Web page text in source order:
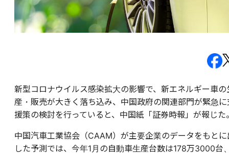
新型コロナウイルス感染拡大の影響で、新エネルギー車の
産・販売が大きく落ち込み、中国政府の関連部門が緊急に
援策の検討を行っていると、中国紙「証券時報」が報じた
中国汽車工業協会（CAAM）が主要企業のデータをもとに
した予測では、今年1月の自動車生産台数は178万3000台